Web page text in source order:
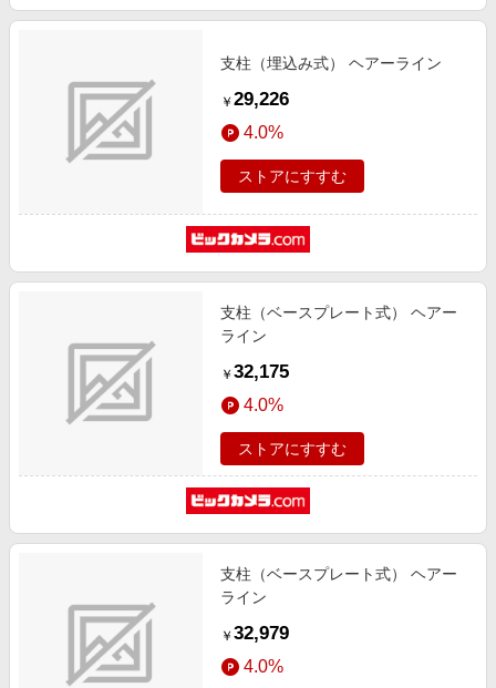
支柱（埋込み式） ヘアーライン
￥ 29,226
4.0%
ストアにすすむ
支柱（ベースプレート式） ヘアー
ライン
￥ 32,175
4.0%
ストアにすすむ
支柱（ベースプレート式） ヘアー
ライン
￥ 32,979
4.0%